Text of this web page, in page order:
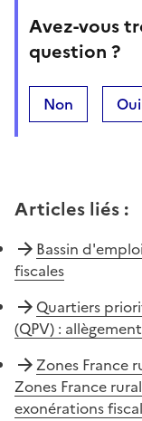
Avez-vous
question ?
Non Oui
Articles liés :
Bassin
fiscales
Quartiers
(QPV) :
Zones France
Zones France
exonérations